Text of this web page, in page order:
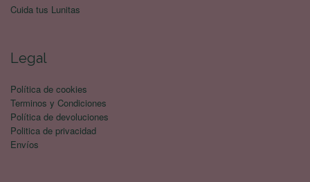
Cuida tus Lunitas
Legal
Política de cookies
Terminos y Condiciones
Política de devoluciones
Politica de privacidad
Envíos